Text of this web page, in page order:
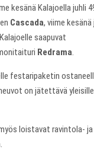
kesänä Kalajoella juhli
Cascada, viime kesänä
saapuvat
Redrama.
festaripaketin
on jätettävä yleisille
loistavat ravintola- ja